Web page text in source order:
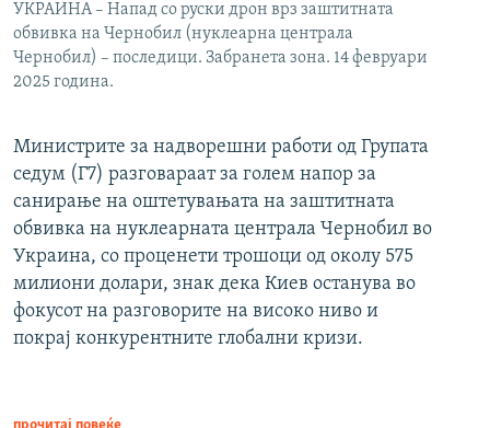
УКРАИНА – Напад со руски дрон врз заштитната
обвивка на Чернобил (нуклеарна централа
Чернобил) – последици. Забранета зона. 14 февруари
2025 година.
Министрите за надворешни работи од Групата
седум (Г7) разговараат за голем напор за
санирање на оштетувањата на заштитната
обвивка на нуклеарната централа Чернобил во
Украина, со проценети трошоци од околу 575
милиони долари, знак дека Киев останува во
фокусот на разговорите на високо ниво и
покрај конкурентните глобални кризи.